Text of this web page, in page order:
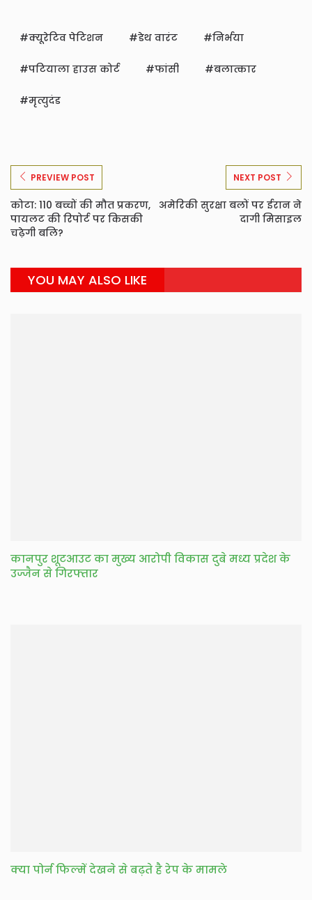
क्यूरेटिव पेटिशन डेथ वारंट निर्भया
पटियाला हाउस कोर्ट फांसी बलात्कार
मृत्युदंड
PREVIEW POST
कोटा: 110 बच्चों की मौत प्रकरण,
पायलट की रिपोर्ट पर किसकी
चढ़ेगी बलि?
NEXT POST
अमेरिकी सुरक्षा बलों पर ईरान ने
दागी मिसाइल
YOU MAY ALSO LIKE
कानपुर शूटआउट का मुख्य आरोपी विकास दुबे मध्य प्रदेश के
उज्जैन से गिरफ्तार
क्या पोर्न फिल्में देखने से बढ़ते है रेप के मामले